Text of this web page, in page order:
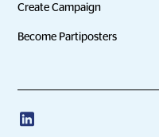
Create Campaign
Become Partiposters